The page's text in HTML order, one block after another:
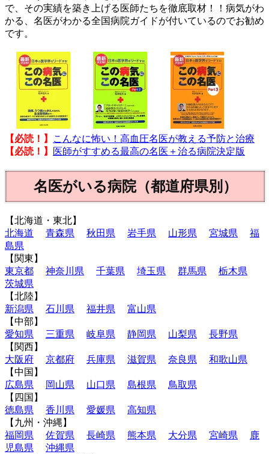
で、その実績を築き上げる医師たちを徹底取材！！病気がわ
かる、名医がわかる全国病院ガイドが付いているのでお勧め
です。
【必読！】
こんなに怖い！高血圧名医が教える予防と治療
【必読！】
医師がすすめる最高の名医＋治る病院決定版
名医がいる病院（都道府県別）
【北海道・東北】
北海道
青森県 秋田県 岩手県 山形県 宮城県
福
島県
【関東】
東京都
神奈川県 千葉県 埼玉県 群馬県
栃木県
茨城県
【北陸】
新潟県
石川県 福井県
富山県
【中部】
愛知県
三重県 岐阜県 静岡県 山梨県
長野県
【関西】
大阪府
京都府 兵庫県 滋賀県 奈良県
和歌山県
【中国】
広島県
岡山県 山口県 島根県
鳥取県
【四国】
徳島県
香川県 愛媛県
高知県
【九州・沖縄】
福岡県
佐賀県 長崎県 熊本県 大分県 宮崎県
鹿
児島県
沖縄県